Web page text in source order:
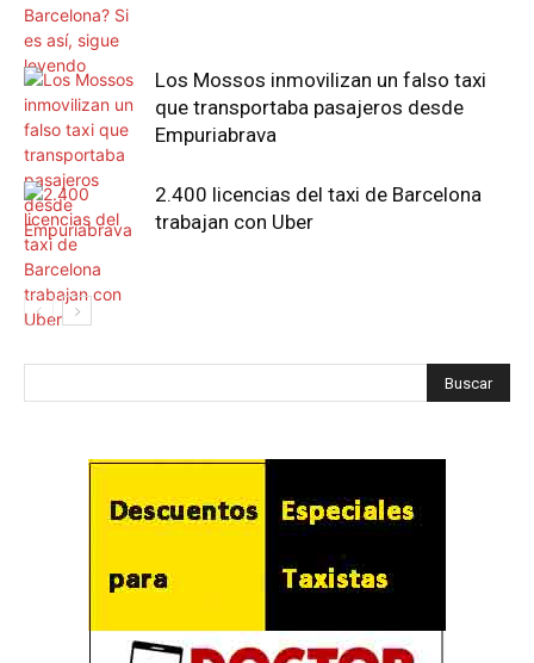
Los Mossos inmovilizan un falso taxi
que transportaba pasajeros desde
Empuriabrava
2.400 licencias del taxi de Barcelona
trabajan con Uber